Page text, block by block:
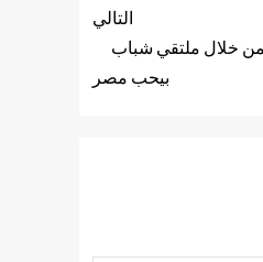
التالي
خلال ملتقي شباب
بيحب مصر